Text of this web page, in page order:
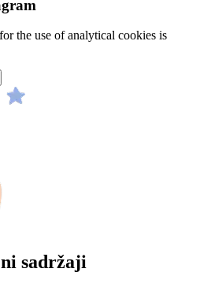
the use of analytical cookies is
sadržaji